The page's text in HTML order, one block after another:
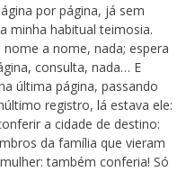
por página, já sem
minha habitual teimosia.
a nome, nada; espera
consulta, nada… E
última página, passando
registro, lá estava ele:
a cidade de destino:
da família que vieram
também conferia! Só